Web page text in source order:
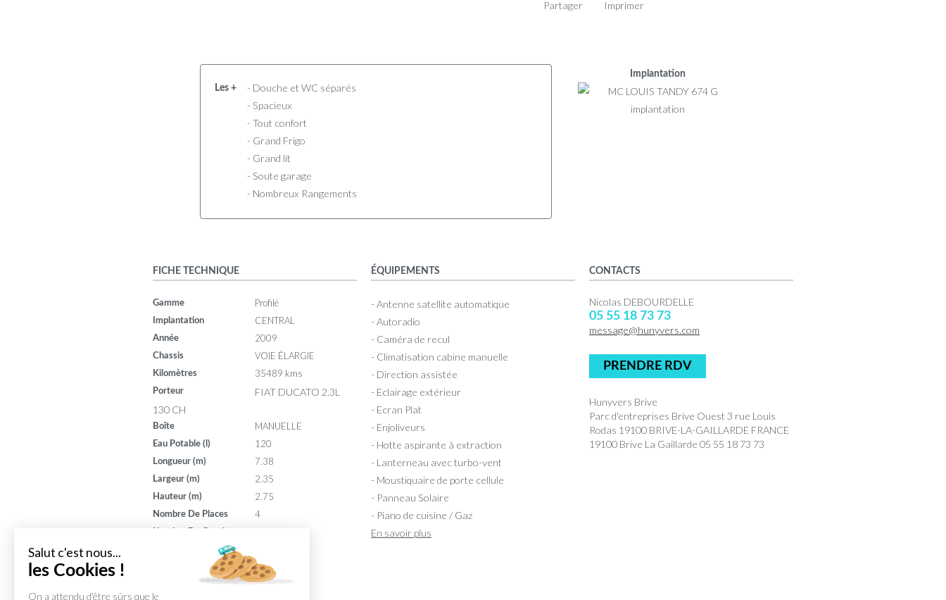
Partager Imprimer
Les +
- Douche et WC séparés
- Spacieux
- Tout confort
- Grand Frigo
- Grand lit
- Soute garage
- Nombreux Rangements
Implantation
FICHE TECHNIQUE
Gamme Profilé
Implantation CENTRAL
Année 2009
Chassis VOIE ÉLARGIE
Kilomètres 35489 kms
Porteur
FIAT DUCATO 2.3L
130 CH
Boîte MANUELLE
Eau Potable (l) 120
Longueur (m) 7.38
Largeur (m) 2.35
Hauteur (m) 2.75
Nombre De Places 4
8
ÉQUIPEMENTS
- Antenne satellite automatique
- Autoradio
- Caméra de recul
- Climatisation cabine manuelle
- Direction assistée
- Eclairage extérieur
- Ecran Plat
- Enjoliveurs
- Hotte aspirante à extraction
- Lanterneau avec turbo-vent
- Moustiquaire de porte cellule
- Panneau Solaire
- Piano de cuisine / Gaz
En savoir plus
CONTACTS
Nicolas DEBOURDELLE
05 55 18 73 73
message@hunyvers.com
PRENDRE RDV
Hunyvers Brive
Parc d'entreprises Brive Ouest 3 rue Louis
Rodas 19100 BRIVE-LA-GAILLARDE FRANCE
19100 Brive La Gaillarde 05 55 18 73 73
Salut c'est nous...
les Cookies !
On a attendu d'être sûrs que le